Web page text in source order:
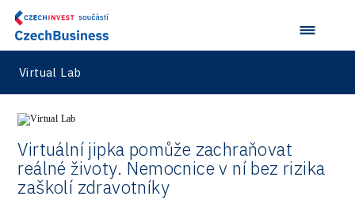
Virtual Lab
Virtuální jipka pomůže zachraňovat
reálné životy. Nemocnice v ní bez rizika
zaškolí zdravotníky